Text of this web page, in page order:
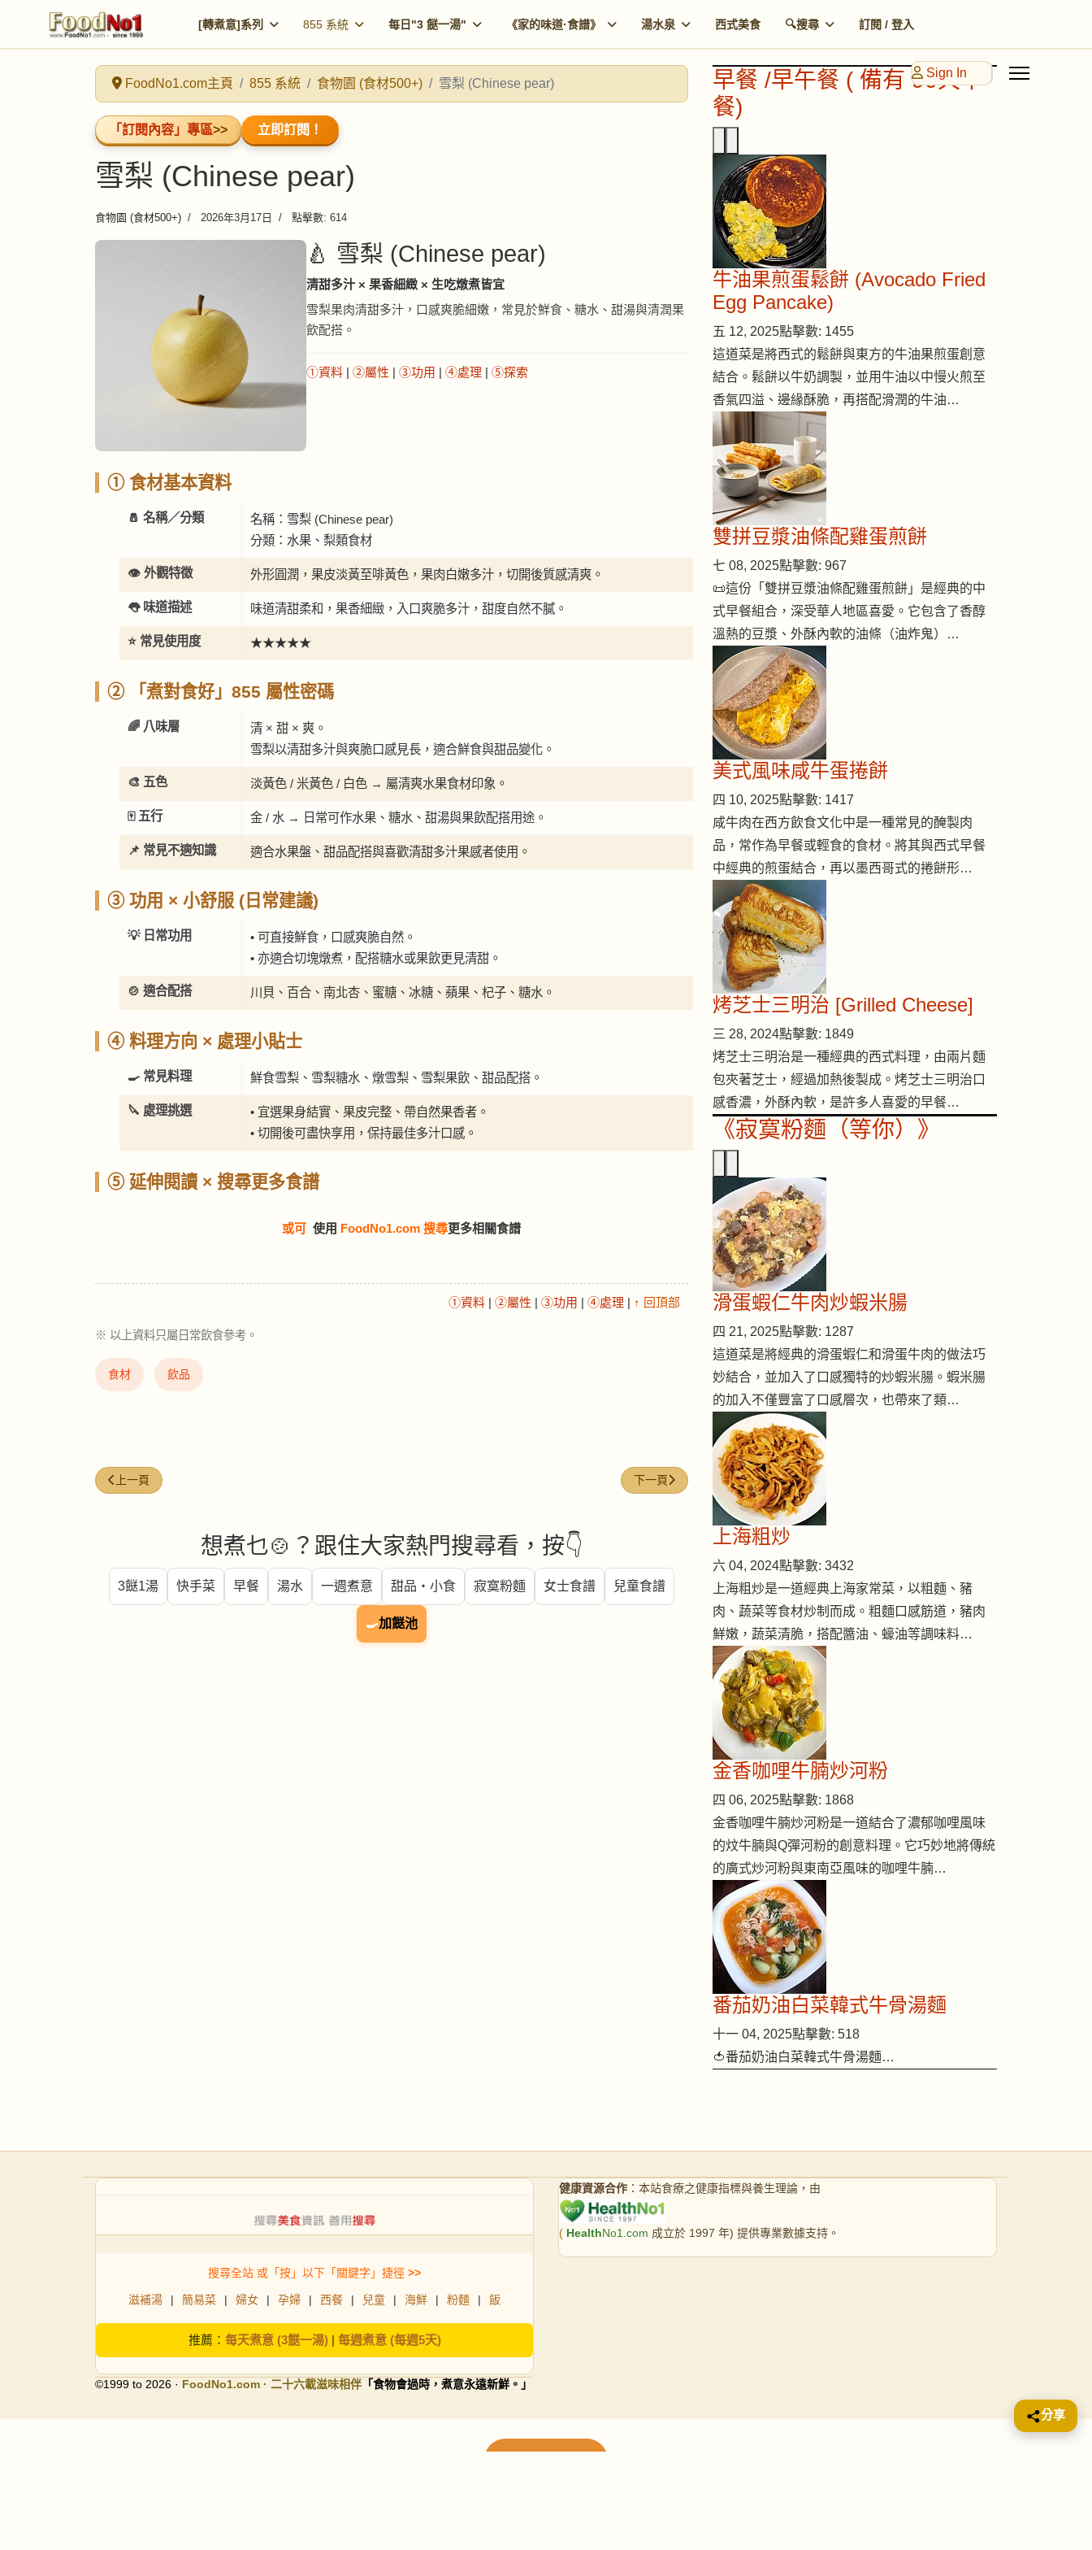
[轉煮意]系列 855 系統 每日"3 餸一湯" 《家的味道·食譜》 湯水泉 西式美食 🔍搜尋 訂閱 / 登入
Sign In
FoodNo1.com主頁 855 系統 食物園 (食材500+) 雪梨 (Chinese pear)
「訂閱內容」專區>> 立即訂閱！
雪梨 (Chinese pear)
食物園 (食材500+) 2026年3月17日 點擊數: 614
🍐 雪梨 (Chinese pear)
清甜多汁 × 果香細緻 × 生吃燉煮皆宜
雪梨果肉清甜多汁，口感爽脆細嫩，常見於鮮食、糖水、甜湯與清潤果
飲配搭。
①資料 | ②屬性 | ③功用 | ④處理 | ⑤探索
① 食材基本資料
🧂 名稱／分類
名稱：雪梨 (Chinese pear)
分類：水果、梨類食材
👁️ 外觀特徵 外形圓潤，果皮淡黃至啡黃色，果肉白嫩多汁，切開後質感清爽。
👅 味道描述 味道清甜柔和，果香細緻，入口爽脆多汁，甜度自然不膩。
⭐ 常見使用度 ★★★★★
② 「煮對食好」855 屬性密碼
🌈 八味層
清 × 甜 × 爽。
雪梨以清甜多汁與爽脆口感見長，適合鮮食與甜品變化。
🎨 五色 淡黃色 / 米黃色 / 白色 → 屬清爽水果食材印象。
🀄 五行 金 / 水 → 日常可作水果、糖水、甜湯與果飲配搭用途。
📌 常見不適知識 適合水果盤、甜品配搭與喜歡清甜多汁果感者使用。
③ 功用 × 小舒服 (日常建議)
💡 日常功用
• 可直接鮮食，口感爽脆自然。
• 亦適合切塊燉煮，配搭糖水或果飲更見清甜。
🍲 適合配搭 川貝、百合、南北杏、蜜糖、冰糖、蘋果、杞子、糖水。
④ 料理方向 × 處理小貼士
🍳 常見料理 鮮食雪梨、雪梨糖水、燉雪梨、雪梨果飲、甜品配搭。
🔪 處理挑選
• 宜選果身結實、果皮完整、帶自然果香者。
• 切開後可盡快享用，保持最佳多汁口感。
⑤ 延伸閱讀 × 搜尋更多食譜
或可 使用 FoodNo1.com 搜尋更多相關食譜
①資料 | ②屬性 | ③功用 | ④處理 | ↑ 回頂部
※ 以上資料只屬日常飲食參考。
食材 飲品
上一篇文章: 冰糖 (Rock sugar)
上一頁 下一篇文章: 蒜粉 (Garlic powder)
下一頁
想煮乜🍲？跟住大家熱門搜尋看，按👇
3餸1湯 快手菜 早餐 湯水 一週煮意 甜品・小食 寂寞粉麵 女士食譜 兒童食譜
🍳加餸池
早餐 /早午餐 ( 備有 90天早
餐)
牛油果煎蛋鬆餅 (Avocado Fried
Egg Pancake)
五 12, 2025點擊數: 1455
這道菜是將西式的鬆餅與東方的牛油果煎蛋創意
結合。鬆餅以牛奶調製，並用牛油以中慢火煎至
香氣四溢、邊緣酥脆，再搭配滑潤的牛油…
雙拼豆漿油條配雞蛋煎餅
七 08, 2025點擊數: 967
📜這份「雙拼豆漿油條配雞蛋煎餅」是經典的中
式早餐組合，深受華人地區喜愛。它包含了香醇
溫熱的豆漿、外酥內軟的油條（油炸鬼）…
美式風味咸牛蛋捲餅
四 10, 2025點擊數: 1417
咸牛肉在西方飲食文化中是一種常見的醃製肉
品，常作為早餐或輕食的食材。將其與西式早餐
中經典的煎蛋結合，再以墨西哥式的捲餅形…
烤芝士三明治 [Grilled Cheese]
三 28, 2024點擊數: 1849
烤芝士三明治是一種經典的西式料理，由兩片麵
包夾著芝士，經過加熱後製成。烤芝士三明治口
感香濃，外酥內軟，是許多人喜愛的早餐…
《寂寞粉麵（等你）》
滑蛋蝦仁牛肉炒蝦米腸
四 21, 2025點擊數: 1287
這道菜是將經典的滑蛋蝦仁和滑蛋牛肉的做法巧
妙結合，並加入了口感獨特的炒蝦米腸。蝦米腸
的加入不僅豐富了口感層次，也帶來了類…
上海粗炒
六 04, 2024點擊數: 3432
上海粗炒是一道經典上海家常菜，以粗麵、豬
肉、蔬菜等食材炒制而成。粗麵口感筋道，豬肉
鮮嫩，蔬菜清脆，搭配醬油、蠔油等調味料…
金香咖哩牛腩炒河粉
四 06, 2025點擊數: 1868
金香咖哩牛腩炒河粉是一道結合了濃郁咖哩風味
的炆牛腩與Q彈河粉的創意料理。它巧妙地將傳統
的廣式炒河粉與東南亞風味的咖哩牛腩…
番茄奶油白菜韓式牛骨湯麵
十一 04, 2025點擊數: 518
🍅番茄奶油白菜韓式牛骨湯麵…
搜尋全站 或「按」以下「關鍵字」捷徑 >>
滋補湯 | 簡易菜 | 婦女 | 孕婦 | 西餐 | 兒童 | 海鮮 | 粉麵 | 飯
推薦： 每天煮意 (3餸一湯)| 每週煮意 (每週5天)
©1999 to 2026 · FoodNo1.com · 二十六載滋味相伴 「食物會過時，煮意永遠新鮮。」
健康資源合作 ：本站食療之健康指標與養生理論，由
( HealthNo1.com 成立於 1997 年) 提供專業數據支持。
分享